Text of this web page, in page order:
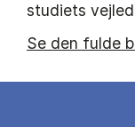
studiets
Se den fulde